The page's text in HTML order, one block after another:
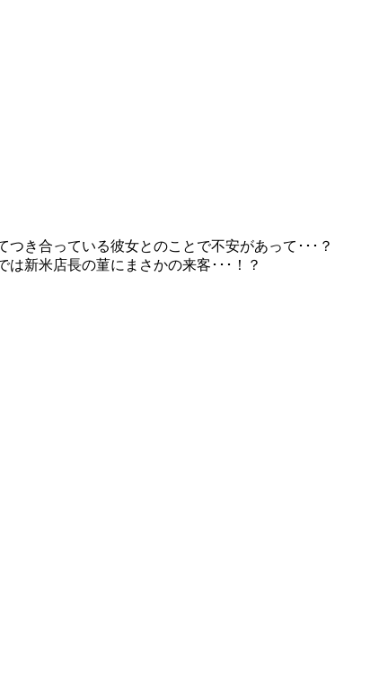
き合っている彼女とのことで不安があって･･･？
新米店長の菫にまさかの来客･･･！？